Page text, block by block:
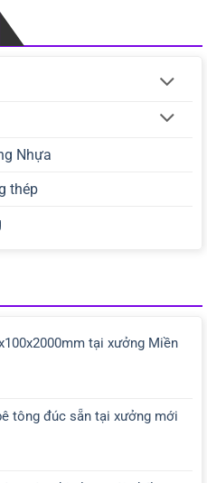
Nhựa
thép
tại xưởng Miền
tông đúc sẵn tại xưởng mới